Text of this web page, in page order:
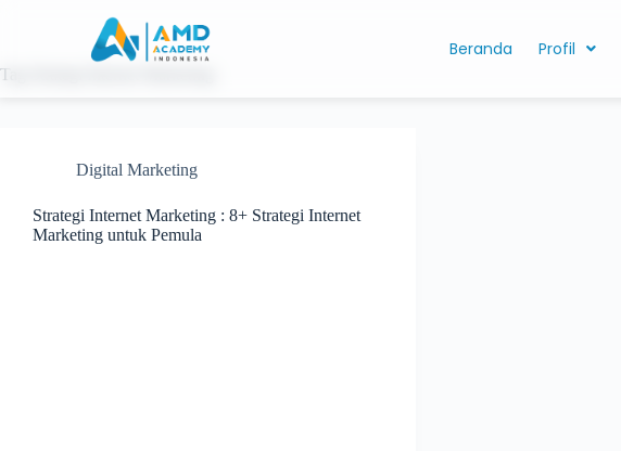
Beranda Profil
Tag
Digital Marketing
Strategi Internet Marketing : 8+ Strategi Internet
Marketing untuk Pemula